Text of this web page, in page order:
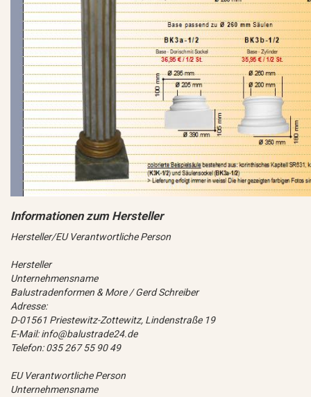
Hersteller/EU Verantwortliche Person
Hersteller
Unternehmensname
Balustradenformen & More / Gerd Schreiber
Adresse:
D-01561 Priestewitz-Zottewitz, Lindenstraße 19
E-Mail: info@balustrade24.de
Telefon: 035 267 55 90 49
EU Verantwortliche Person
Unternehmensname